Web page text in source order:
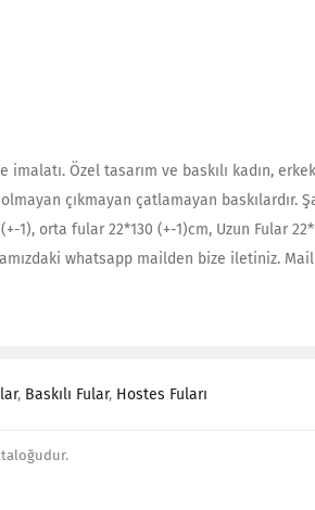
Özel tasarım ve baskılı kadın,
çıkmayan çatlamayan baskılardır.
1), orta fular 22*130 (+-1)cm, Uzun Fular
whatsapp mailden bize iletiniz.
, Baskılı Fular, Hostes Fuları